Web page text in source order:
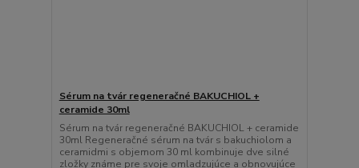
Sérum na tvár regeneračné BAKUCHIOL +
ceramide 30ml
Sérum na tvár regeneračné BAKUCHIOL + ceramide
30ml Regeneračné sérum na tvár s bakuchiolom a
ceramidmi s objemom 30 ml kombinuje dve silné
zložky známe pre svoje omladzujúce a obnovujúce